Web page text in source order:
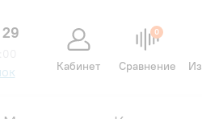
Кабинет
0
Сравнение